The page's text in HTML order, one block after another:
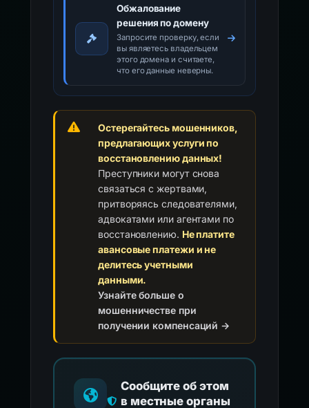
Обжалование
решения по домену
Запросите проверку, если
вы являетесь владельцем
этого домена и считаете,
что его данные неверны.
Остерегайтесь мошенников,
предлагающих услуги по
восстановлению данных!
Преступники могут снова
связаться с жертвами,
притворяясь следователями,
адвокатами или агентами по
восстановлению. Не платите
авансовые платежи и не
делитесь учетными
данными.
Узнайте больше о
мошенничестве при
получении компенсаций →
Сообщите об этом
в местные органы